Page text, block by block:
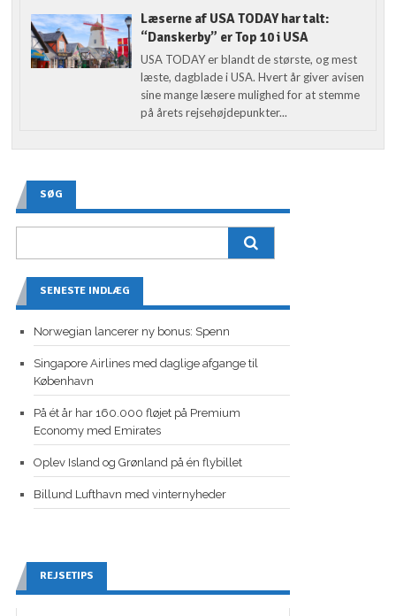
Læserne af USA TODAY har talt:
“Danskerby” er Top 10 i USA
USA TODAY er blandt de største, og mest
læste, dagblade i USA. Hvert år giver avisen
sine mange læsere mulighed for at stemme
på årets rejsehøjdepunkter...
SØG
SENESTE INDLÆG
Norwegian lancerer ny bonus: Spenn
Singapore Airlines med daglige afgange til
København
På ét år har 160.000 fløjet på Premium
Economy med Emirates
Oplev Island og Grønland på én flybillet
Billund Lufthavn med vinternyheder
REJSETIPS